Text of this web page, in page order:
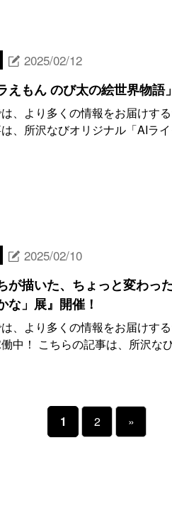
2025/02/12
えもん のび太の絵世界物
、より多くの情報をお届けす
、所沢なびオリジナル「AIラ
2025/02/10
が描いた、ちょっと変わっ
な」展』開催！
、より多くの情報をお届けす
中！ こちらの記事は、所沢な
1 2 »